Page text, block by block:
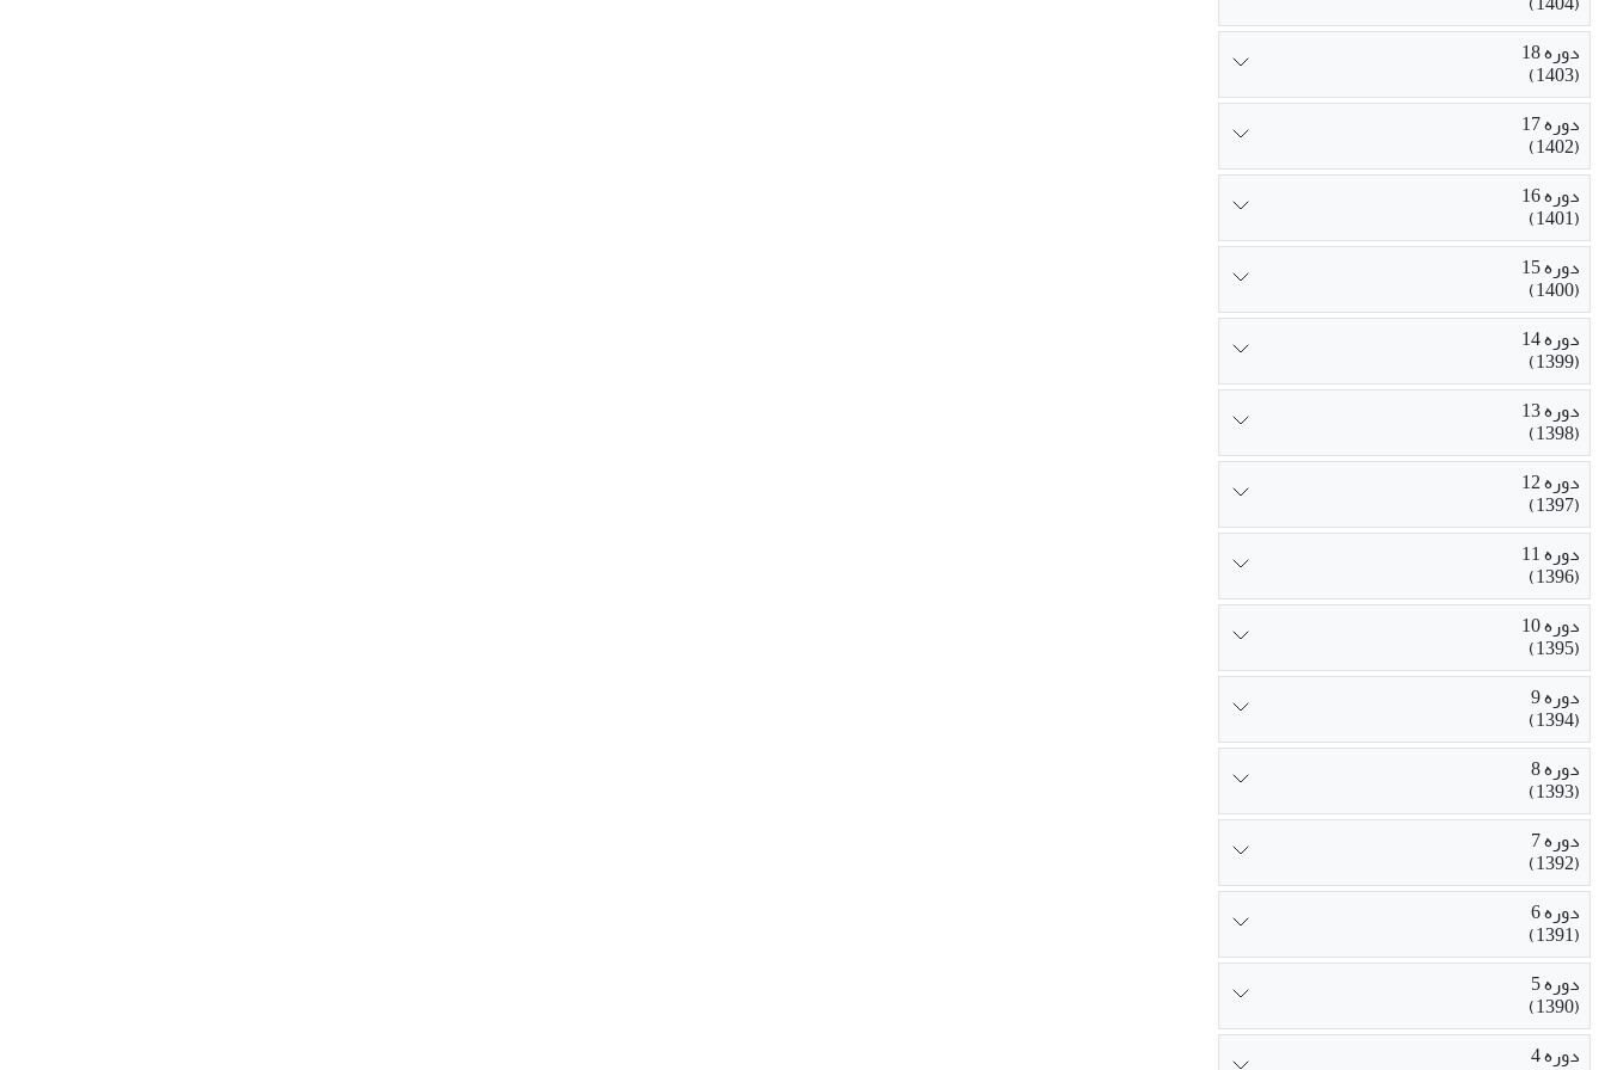
دوره 18
(1403)
دوره 17
(1402)
دوره 16
(1401)
دوره 15
(1400)
دوره 14
(1399)
دوره 13
(1398)
دوره 12
(1397)
دوره 11
(1396)
دوره 10
(1395)
دوره 9
(1394)
دوره 8
(1393)
دوره 7
(1392)
دوره 6
(1391)
دوره 5
(1390)
دوره 4